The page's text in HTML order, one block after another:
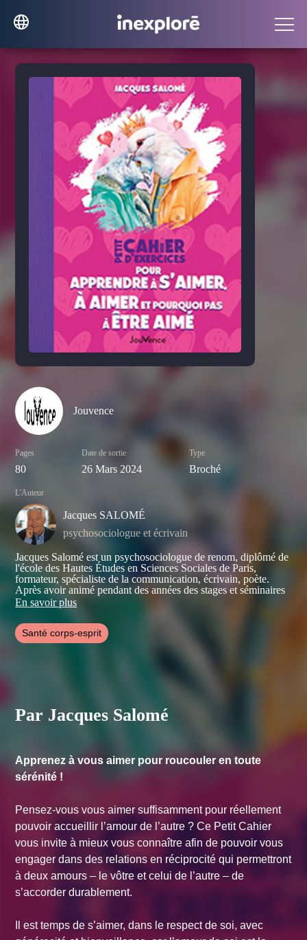
Jouvence
Pages
80
Date de sortie
26 Mars 2024
Type
Broché
L'Auteur
Jacques SALOMÉ
psychosociologue et écrivain
Jacques Salomé est un psychosociologue de renom, diplômé de
l'école des Hautes Études en Sciences Sociales de Paris,
formateur, spécialiste de la communication, écrivain, poète.
Après avoir animé pendant des années des stages et séminaires
sur le couple, la communication et le développement personnel,
il se consacre désormais à l’écriture. Ses très nombreux livres de
référence sont traduits en plusieurs langues et ont été vendus à
plusieurs millions d’exemplaires. Ses centres d’intérêts sont
mobilisés autour de la communication interpersonnelle et
En savoir plus
Santé corps-esprit
Par Jacques Salomé
Apprenez à vous aimer pour roucouler en toute
sérénité !
Pensez-vous vous aimer suffisamment pour réellement
pouvoir accueillir l’amour de l’autre ? Ce Petit Cahier
vous invite à mieux vous connaître afin de pouvoir vous
engager dans des relations en réciprocité qui permettront
à deux amours – le vôtre et celui de l’autre – de
s’accorder durablement.
Il est temps de s’aimer, dans le respect de soi, avec